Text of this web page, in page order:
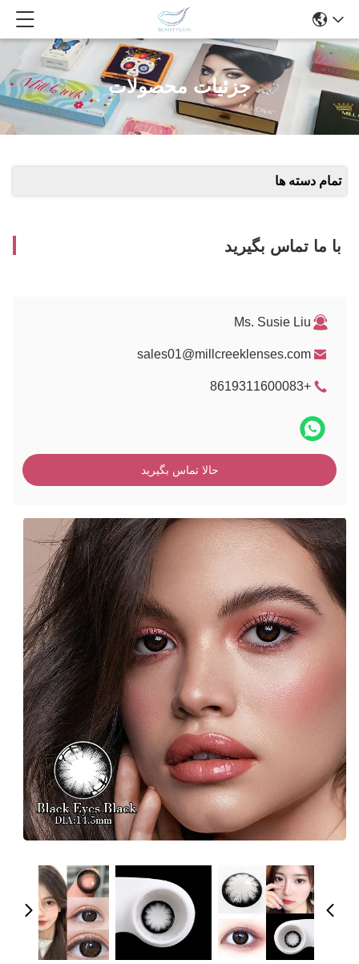
جزئیات محصولات
تمام دسته ها
با ما تماس بگیرید
Ms. Susie Liu
sales01@millcreeklenses.com
+8619311600083
حالا تماس بگیرید